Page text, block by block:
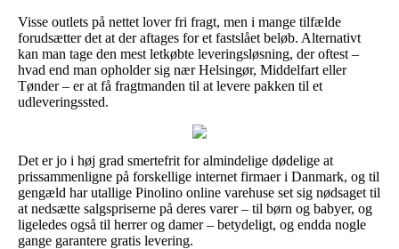
Visse outlets på nettet lover fri fragt, men i mange tilfælde
forudsætter det at der aftages for et fastslået beløb. Alternativt
kan man tage den mest letkøbte leveringsløsning, der oftest –
hvad end man opholder sig nær Helsingør, Middelfart eller
Tønder – er at få fragtmanden til at levere pakken til et
udleveringssted.
Det er jo i høj grad smertefrit for almindelige dødelige at
prissammenligne på forskellige internet firmaer i Danmark, og til
gengæld har utallige Pinolino online varehuse set sig nødsaget til
at nedsætte salgspriserne på deres varer – til børn og babyer, og
ligeledes også til herrer og damer – betydeligt, og endda nogle
gange garantere gratis levering.